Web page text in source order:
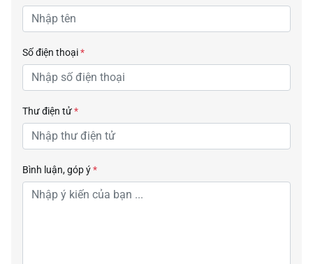
Số điện thoại*
Thư điện tử*
Bình luận, góp ý*